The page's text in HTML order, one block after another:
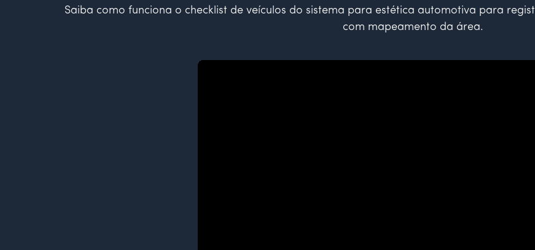
Saiba como funciona o checklist de veículos do sistema para estética automotiva para
com mapeamento da área.